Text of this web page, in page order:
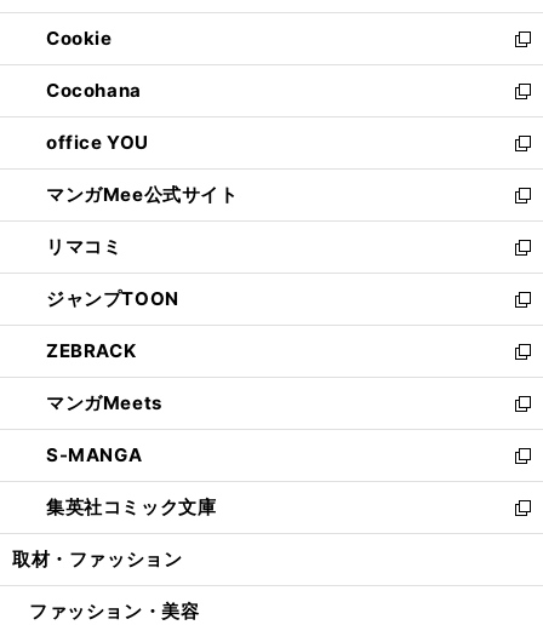
開
く
ウ
で
開
く
ン
ド
ウ
で
開
く
ウ
ィ
ン
ド
ウ
で
開
く
Cookie
新
し
い
ウ
ィ
ン
ド
ウ
で
開
く
Cocohana
新
し
い
ウ
ィ
ン
ド
ウ
で
開
く
office YOU
新
し
い
ウ
ィ
ン
ド
ウ
で
開
く
マンガMee公式サイト
新
し
い
ウ
ィ
ン
ド
ウ
で
開
く
リマコミ
新
し
い
ウ
ィ
ン
ド
ウ
で
開
く
ジャンプTOON
新
し
い
ウ
ィ
ン
ド
ウ
で
開
ZEBRACK
新
し
い
ウ
ィ
ン
ド
ウ
開
マンガMeets
新
し
い
ウ
ィ
ン
ウ
S-MANGA
新
し
い
ウ
ン
集英社コミック文庫
新
し
ウ
取材・ファッション
ファッション・美容